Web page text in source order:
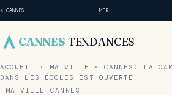
☀ CANNES — · MER— ·
CANNES TENDANCES
ACCUEIL · MA VILLE · CANNES: LA
DANS LES ÉCOLES EST OUVERTE
MA VILLE
CANNES